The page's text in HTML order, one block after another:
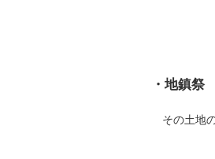
・地鎮祭
その土地